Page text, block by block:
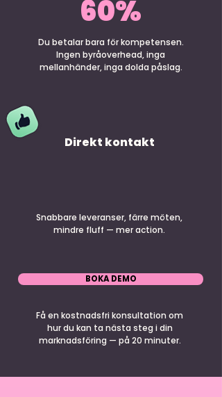
BOKA DEMO
60%
Du betalar bara för kompetensen.
Ingen byråoverhead, inga
mellanhänder, inga dolda påslag.
Direkt kontakt
Snabbare leveranser, färre möten,
mindre fluff — mer action.
Få en kostnadsfri konsultation om
hur du kan ta nästa steg i din
marknadsföring — på 20 minuter.